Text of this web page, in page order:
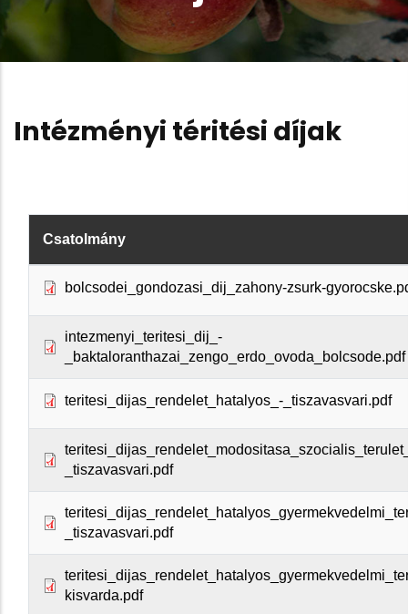
Intézményi téritési díjak
Csatolmány
bolcsodei_gondozasi_dij_zahony-zsurk-
intezmenyi_teritesi_dij_-
_baktaloranthazai_zengo_erdo_ovoda_bolcsode.pdf
teritesi_dijas_rendelet_hatalyos_-_tiszavasvari.pdf
_tiszavasvari.pdf
_tiszavasvari.pdf
kisvarda.pdf